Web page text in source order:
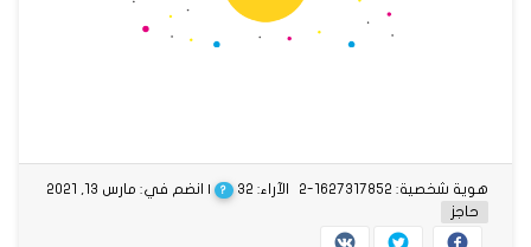
الآراء: 32 ? | انضم في: مارس 13, 2021
هوية شخصية: 1627317852-2
حاجز